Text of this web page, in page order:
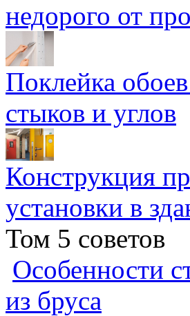
недорого от
Поклейка
стыков и углов
Конструкция
установки в
Том 5 советов
Особенности
из бруса